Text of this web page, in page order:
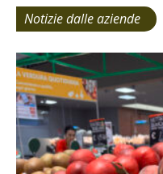
Notizie dalle aziende